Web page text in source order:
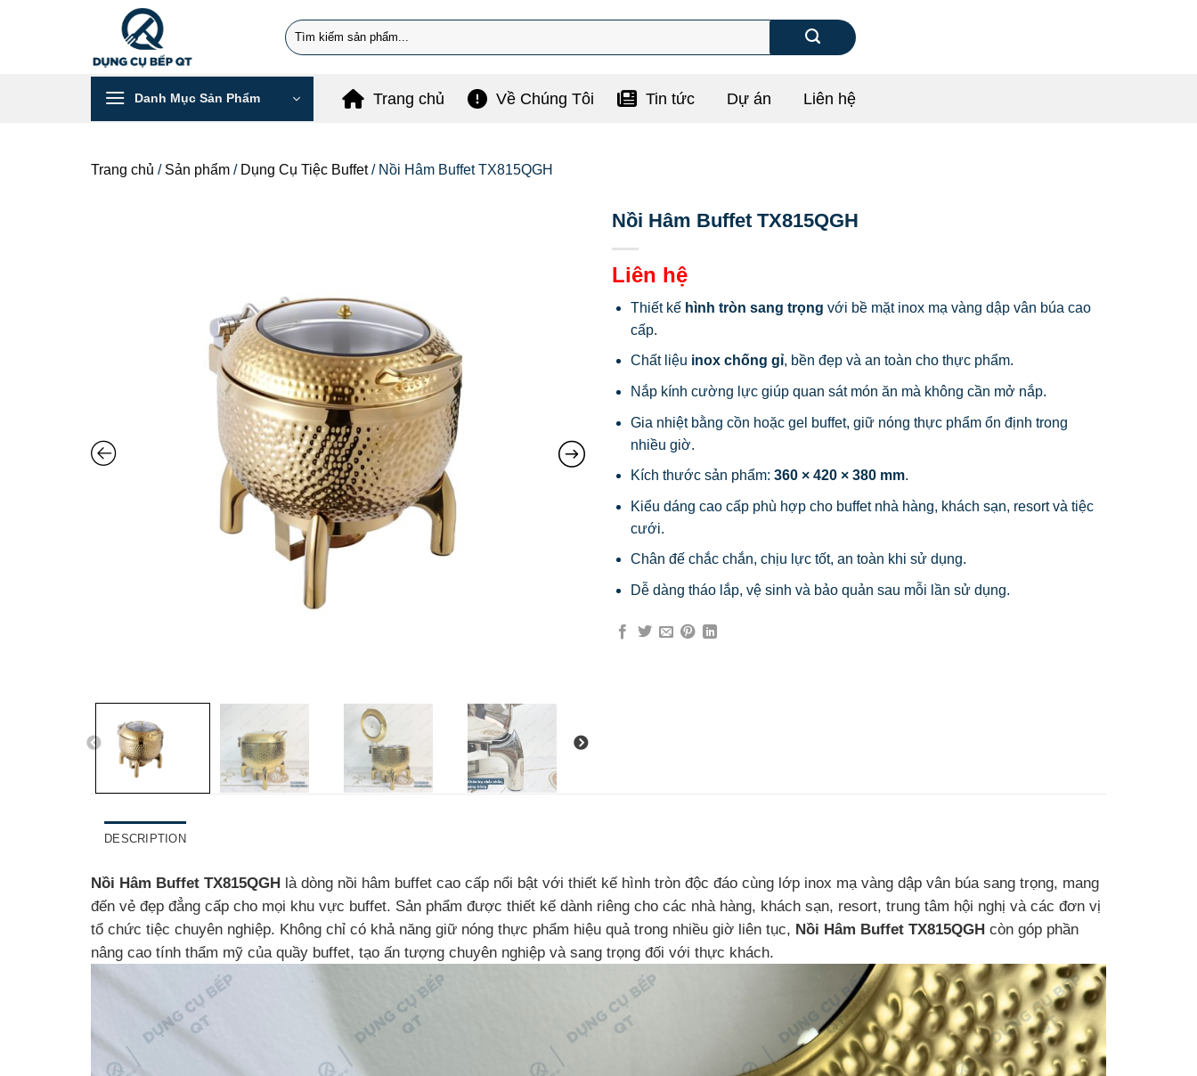
Search
for:
Danh Mục Sản Phẩm Trang chủ Về Chúng Tôi Tin tức Dự án Liên hệ
Trang chủ / Sản phẩm / Dụng Cụ Tiệc Buffet/ Nồi Hâm Buffet TX815QGH
Nồi Hâm Buffet TX815QGH
Liên hệ
Thiết kế hình tròn sang trọng với bề mặt inox mạ vàng dập vân búa cao
cấp.
Chất liệu inox chống gỉ, bền đẹp và an toàn cho thực phẩm.
Nắp kính cường lực giúp quan sát món ăn mà không cần mở nắp.
Gia nhiệt bằng cồn hoặc gel buffet, giữ nóng thực phẩm ổn định trong
nhiều giờ.
Kích thước sản phẩm: 360 × 420 × 380 mm.
Kiểu dáng cao cấp phù hợp cho buffet nhà hàng, khách sạn, resort và tiệc
cưới.
Chân đế chắc chắn, chịu lực tốt, an toàn khi sử dụng.
Dễ dàng tháo lắp, vệ sinh và bảo quản sau mỗi lần sử dụng.
DESCRIPTION
Nồi Hâm Buffet TX815QGH là dòng nồi hâm buffet cao cấp nổi bật với thiết kế hình tròn độc đáo cùng lớp inox mạ vàng dập vân búa sang trọng, mang
đến vẻ đẹp đẳng cấp cho mọi khu vực buffet. Sản phẩm được thiết kế dành riêng cho các nhà hàng, khách sạn, resort, trung tâm hội nghị và các đơn vị
tổ chức tiệc chuyên nghiệp. Không chỉ có khả năng giữ nóng thực phẩm hiệu quả trong nhiều giờ liên tục, Nồi Hâm Buffet TX815QGH còn góp phần
nâng cao tính thẩm mỹ của quầy buffet, tạo ấn tượng chuyên nghiệp và sang trọng đối với thực khách.